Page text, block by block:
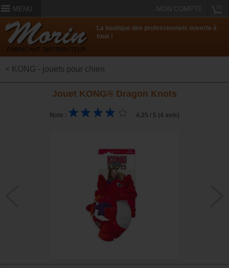
MENU MON COMPTE
La boutique des professionnels ouverte à
tous !
< KONG - jouets pour chien
Jouet KONG® Dragon Knots
Note : 4.25 / 5 (4 avis)